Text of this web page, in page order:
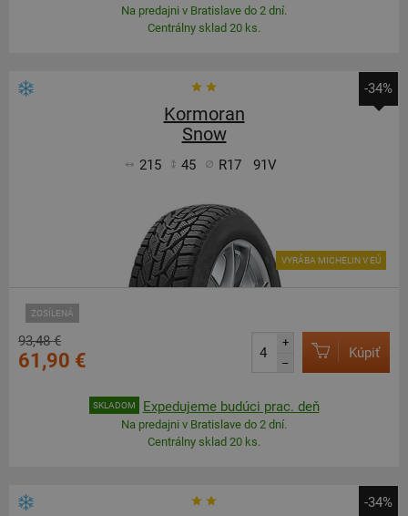
Na predajni v Bratislave do 2 dní.
Centrálny sklad 20 ks.
-34%
Kormoran
Snow
215 45 R17 91V
ZOSÍLENÁ
VYRÁBA MICHELIN V EÚ
93,48 €
61,90 €
+
–
Kúpiť
SKLADOM Expedujeme budúci prac. deň
Na predajni v Bratislave do 2 dní.
Centrálny sklad 20 ks.
-34%